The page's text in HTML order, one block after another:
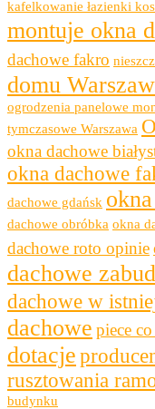
kafelkowanie łazienki
montuje okna
dachowe fakro
domu
ogrodzenia panelowe
tymczasowe Warszawa
okna dachowe
okna dachowe
dachowe gdańsk
dachowe obróbka okna
dachowe roto opinie
dachowe
dachowe w
dachowe piece
dotacje
rusztowania
budynku